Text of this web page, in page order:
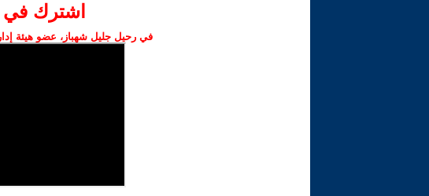
اشترك في
في رحيل جليل شهباز، عضو هيئة